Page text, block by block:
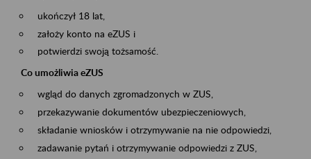
ukończył 18 lat,
założy konto na eZUS i
potwierdzi swoją tożsamość.
Co umożliwia eZUS
wgląd do danych zgromadzonych w ZUS,
przekazywanie dokumentów ubezpieczeniowych,
składanie wniosków i otrzymywanie na nie odpowiedzi,
zadawanie pytań i otrzymywanie odpowiedzi z ZUS,